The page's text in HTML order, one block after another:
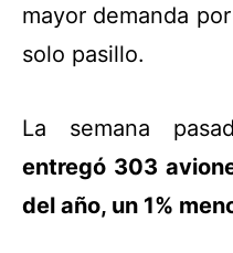
mayor demanda
solo pasillo.
La semana
entregó 303
del año, un 1%